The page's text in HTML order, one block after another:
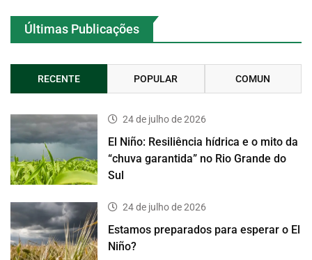
Últimas Publicações
RECENTE POPULAR COMUN
24 de julho de 2026
El Niño: Resiliência hídrica e o mito da
“chuva garantida” no Rio Grande do
Sul
24 de julho de 2026
Estamos preparados para esperar o El
Niño?